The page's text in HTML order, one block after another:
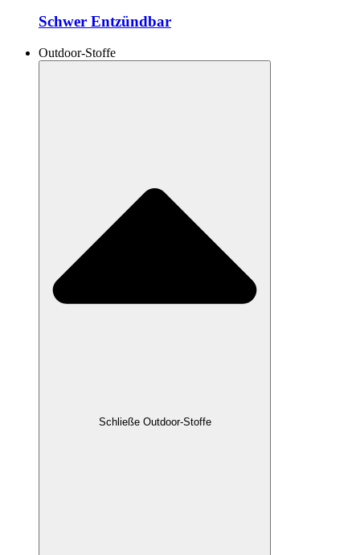
Schwer Entzündbar
Outdoor-Stoffe
Schließe Outdoor-Stoffe